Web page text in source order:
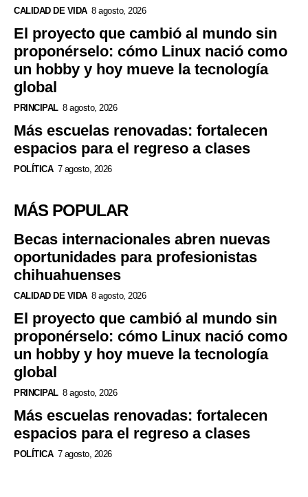
CALIDAD DE VIDA 8 agosto, 2026
El proyecto que cambió al mundo sin
proponérselo: cómo Linux nació como
un hobby y hoy mueve la tecnología
global
PRINCIPAL 8 agosto, 2026
Más escuelas renovadas: fortalecen
espacios para el regreso a clases
POLÍTICA 7 agosto, 2026
MÁS POPULAR
Becas internacionales abren nuevas
oportunidades para profesionistas
chihuahuenses
CALIDAD DE VIDA 8 agosto, 2026
El proyecto que cambió al mundo sin
proponérselo: cómo Linux nació como
un hobby y hoy mueve la tecnología
global
PRINCIPAL 8 agosto, 2026
Más escuelas renovadas: fortalecen
espacios para el regreso a clases
POLÍTICA 7 agosto, 2026